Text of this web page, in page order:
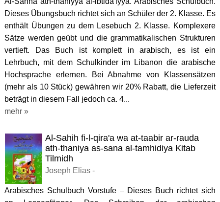
Dieses Übungsbuch richtet sich an Schüler der 2. Klasse. Es
enthält Übungen zu dem Lesebuch 2. Klasse. Komplexere
Sätze werden geübt und die grammatikalischen Strukturen
vertieft. Das Buch ist komplett in arabisch, es ist ein
Lehrbuch, mit dem Schulkinder im Libanon die arabische
Hochsprache erlernen. Bei Abnahme von Klassensätzen
(mehr als 10 Stück) gewähren wir 20% Rabatt, die Lieferzeit
beträgt in diesem Fall jedoch ca. 4...
mehr »
Al-Sahih fi-l-qira'a wa at-taabir ar-rauda
ath-thaniya as-sana al-tamhidiya Kitab
Tilmidh
Joseph Elias -
Arabisches Schulbuch Vorstufe – Dieses Buch richtet sich